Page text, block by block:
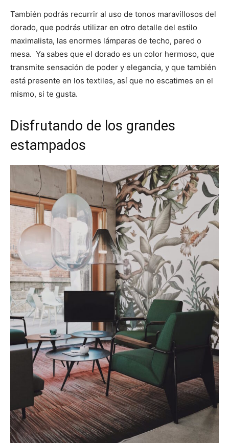
También podrás recurrir al uso de tonos maravillosos del
dorado, que podrás utilizar en otro detalle del estilo
maximalista, las enormes lámparas de techo, pared o
mesa. Ya sabes que el dorado es un color hermoso, que
transmite sensación de poder y elegancia, y que también
está presente en los textiles, así que no escatimes en el
mismo, si te gusta.
Disfrutando de los grandes
estampados